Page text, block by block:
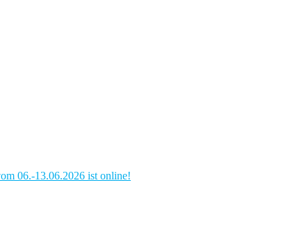
06.-13.06.2026 ist online!